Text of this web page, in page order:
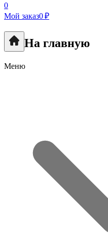
0
Мой заказ0 ₽
На главную
Меню